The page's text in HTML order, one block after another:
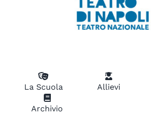
La Scuola Allievi
Archivio